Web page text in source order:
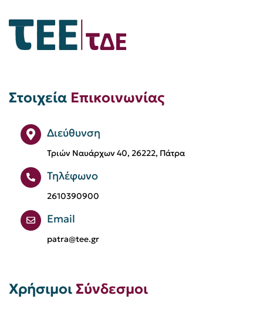
Εκδήλωση
Εξεταστικό Κέντρο Πάτρας
Ευάγγελος Καραχάλιος
Θέσεις εργασίας
Οδοντωτός
Πανεπιστήμιο Πατρών
Πρόσκληση Σεμινάρια
Στοιχεία Επικοινωνίας
Διεύθυνση
Τριών Ναυάρχων 40, 26222, Πάτρα
Τηλέφωνο
2610390900
Email
patra@tee.gr
Χρήσιμοι Σύνδεσμοι